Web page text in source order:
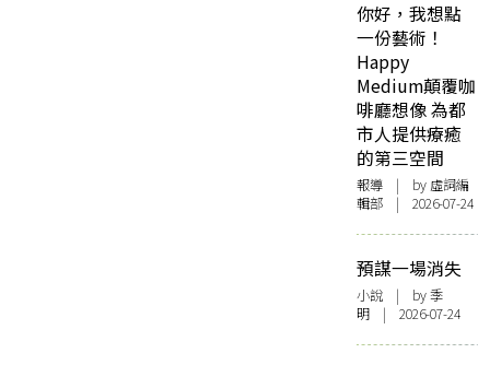
你好，我想點
一份藝術！
Happy
Medium顛覆咖
啡廳想像 為都
市人提供療癒
的第三空間
報導 | by 虛詞編
輯部 | 2026-07-24
預謀一場消失
小說 | by 季
明 | 2026-07-24